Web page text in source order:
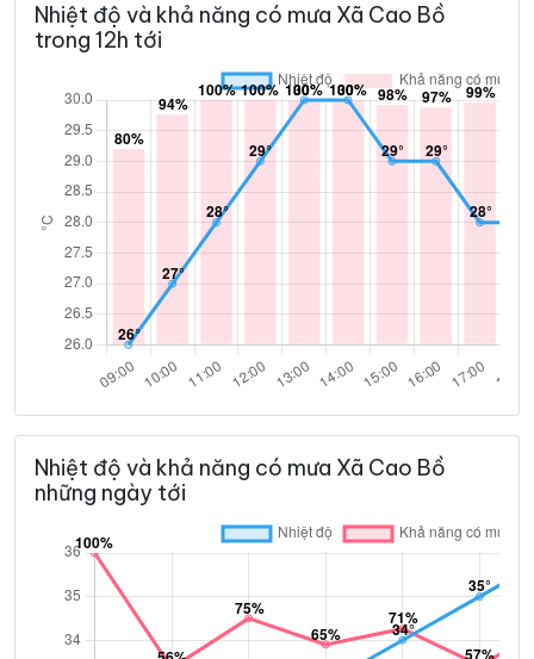
Nhiệt độ và khả năng có mưa Xã Cao Bồ
trong 12h tới
Nhiệt độ và khả năng có mưa Xã Cao Bồ
những ngày tới